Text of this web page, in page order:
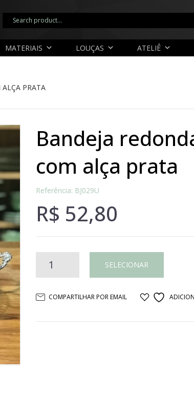
MATERIAIS LOUÇAS ATELIÊ
PRATA
bandeja redonda borda rendada
com alça prata
Referência: BJ029U
R$ 52,80
BANDEJA SELECIONAR
COMPARTILHAR POR EMAIL